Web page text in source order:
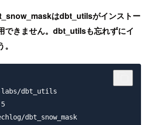
はdbt_utilsがインストー
できません。dbt_utilsも忘れずにイ
dbt_utils
dbt_snow_mask